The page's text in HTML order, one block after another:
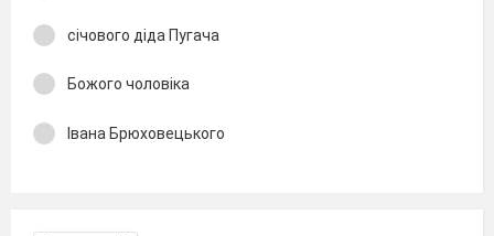
січового діда Пугача
Божого чоловіка
Івана Брюховецького